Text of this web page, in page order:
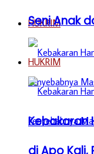
HUKRIM
Kebakaran
Seni Anak
HUKRIM